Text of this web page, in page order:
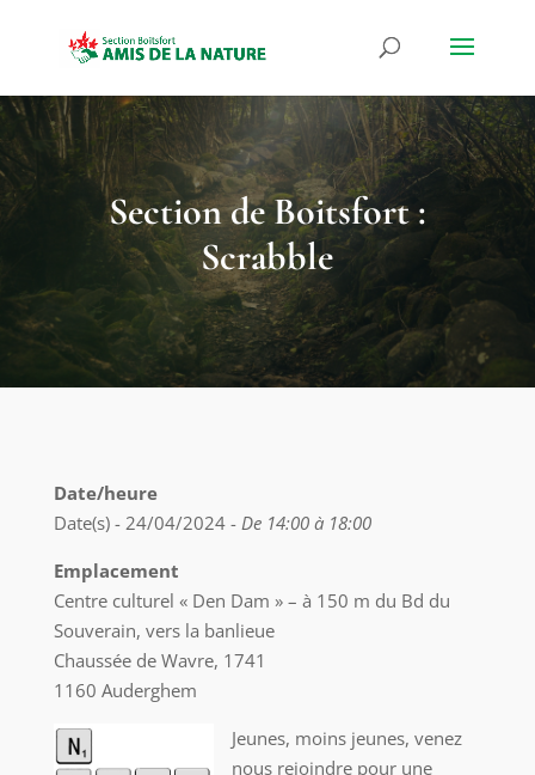
Section de Boitsfort :
Scrabble
Date/heure
Date(s) - 24/04/2024 - De 14:00 à 18:00
Emplacement
Centre culturel « Den Dam » – à 150 m du Bd du
Souverain, vers la banlieue
Chaussée de Wavre, 1741
1160 Auderghem
Jeunes, moins jeunes, venez
nous rejoindre pour une